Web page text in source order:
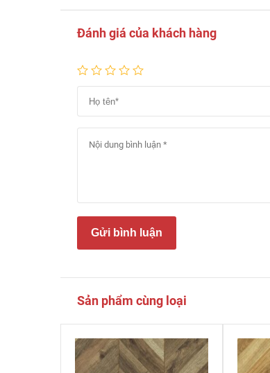
Đánh giá của khách hàng
Gửi bình luận
Sản phẩm cùng loại